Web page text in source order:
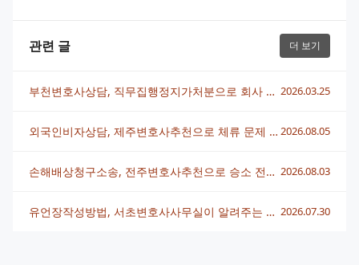
관련 글 더 보기
부천변호사상담, 직무집행정지가처분으로 회사 분쟁 해결하는 법 2026.03.25
외국인비자상담, 제주변호사추천으로 체류 문제 빠르게 해결하는 법 2026.08.05
손해배상청구소송, 전주변호사추천으로 승소 전략 세우는 법 2026.08.03
유언장작성방법, 서초변호사사무실이 알려주는 핵심 정리 2026.07.30